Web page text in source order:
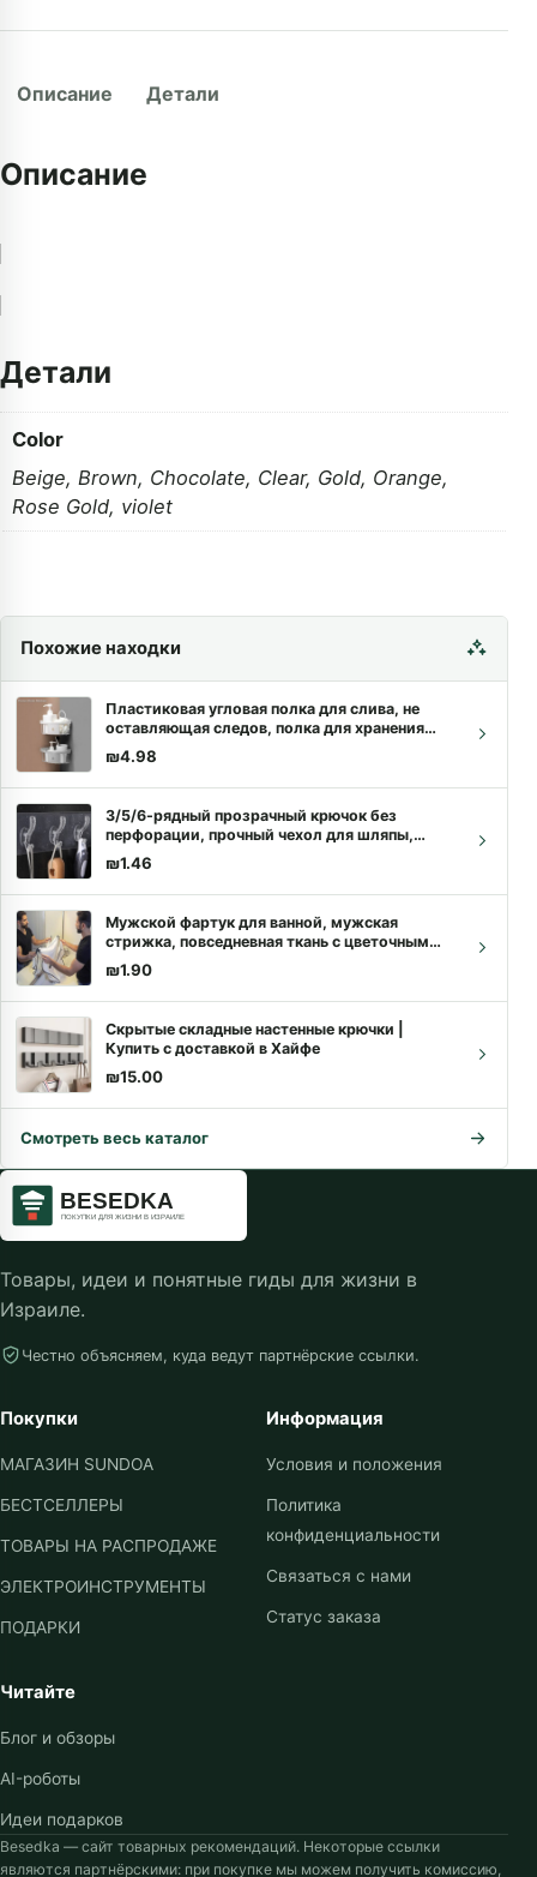
Описание Детали
Описание
Детали
Color
Beige,Brown, Chocolate, Clear, Gold, Orange,
Rose Gold, violet
Похожие находки
Пластиковая угловая полка для слива, не
оставляющая следов, полка для хранения
косметики в ванной, держатель для душа,
кухонный органайзер, гаджеты для ванной
₪4.98
3/5/6-рядный прозрачный крючок без
перфорации, прочный чехол для шляпы,
вешалки для одежды, держатель-полотенец,
стеллаж для хранения в ванной комнате
₪1.46
Мужской фартук для ванной, мужская
стрижка, повседневная ткань с цветочным
принтом, мужской фартук для бороды,
бытовая химия, полки для хранения мужских
бород
₪1.90
Скрытые складные настенные крючки |
Купить с доставкой в Хайфе
₪15.00
Смотреть весь каталог
Товары, идеи и понятные гиды для жизни в
Израиле.
Честно объясняем, куда ведут партнёрские ссылки.
Покупки
МАГАЗИН SUNDOA
БЕСТСЕЛЛЕРЫ
ТОВАРЫ НА РАСПРОДАЖЕ
ЭЛЕКТРОИНСТРУМЕНТЫ
ПОДАРКИ
Информация
Условия и положения
Политика
конфиденциальности
Связаться с нами
Статус заказа
Читайте
Блог и обзоры
AI-роботы
Идеи подарков
Besedka — сайт товарных рекомендаций. Некоторые ссылки
являются партнёрскими: при покупке мы можем получить комиссию,